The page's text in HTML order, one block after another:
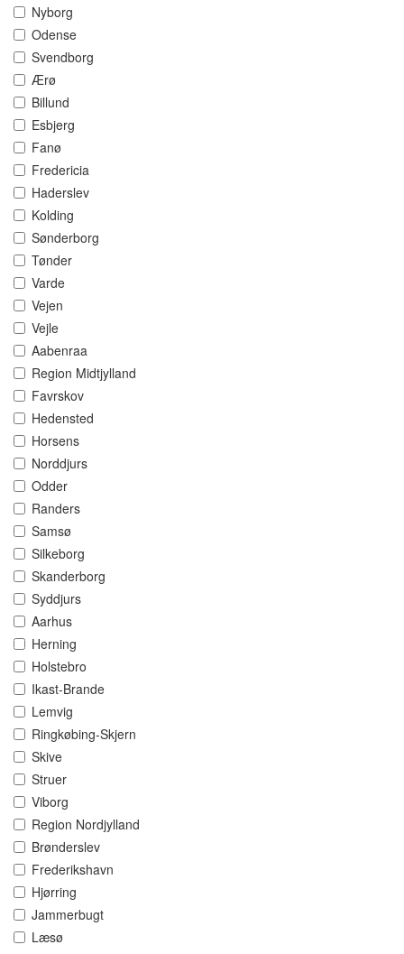
Nyborg
Odense
Svendborg
Ærø
Billund
Esbjerg
Fanø
Fredericia
Haderslev
Kolding
Sønderborg
Tønder
Varde
Vejen
Vejle
Aabenraa
Region Midtjylland
Favrskov
Hedensted
Horsens
Norddjurs
Odder
Randers
Samsø
Silkeborg
Skanderborg
Syddjurs
Aarhus
Herning
Holstebro
Ikast-Brande
Lemvig
Ringkøbing-Skjern
Skive
Struer
Viborg
Region Nordjylland
Brønderslev
Frederikshavn
Hjørring
Jammerbugt
Læsø